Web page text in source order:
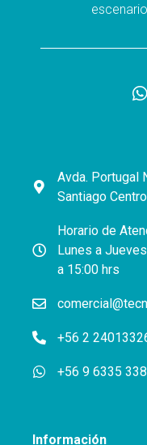
Avda. Portugal
Santiago
Horario de
Lunes a
a 15:00 hrs
+56 2
+56 9 6335
Información